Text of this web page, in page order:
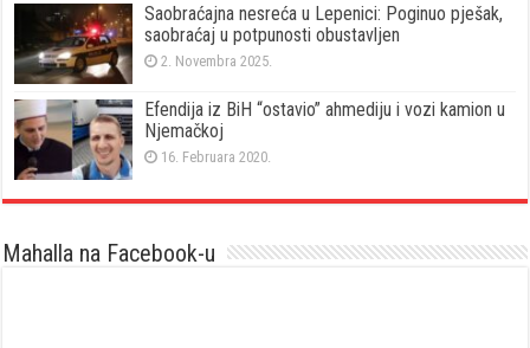
Saobraćajna nesreća u Lepenici: Poginuo pješak,
saobraćaj u potpunosti obustavljen
2. Novembra 2025.
Efendija iz BiH “ostavio” ahmediju i vozi kamion u
Njemačkoj
16. Februara 2020.
Mahalla na Facebook-u